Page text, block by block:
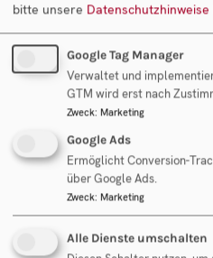
Vorname
Nachname
E-Mail
bitte unsere Datenschutzhinweise
Google Tag Manager
Verwaltet und
GTM wird erst nach
Zweck: Marketing
Google Ads
Ermöglicht Conversion-
über Google Ads.
Zweck: Marketing
Alle Dienste umschalten